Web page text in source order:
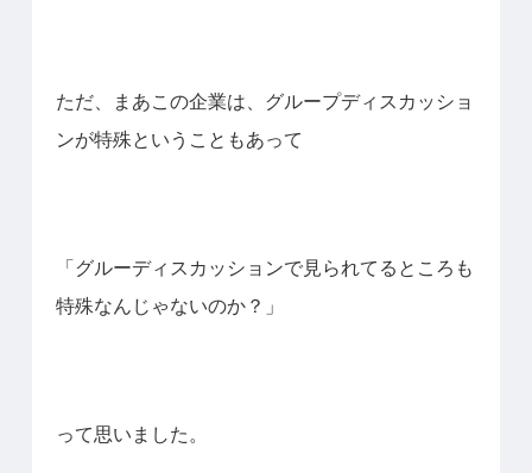
ただ、まあこの企業は、グループディスカッショ
ンが特殊ということもあって
「グルーディスカッションで見られてるところも
特殊なんじゃないのか？」
って思いました。